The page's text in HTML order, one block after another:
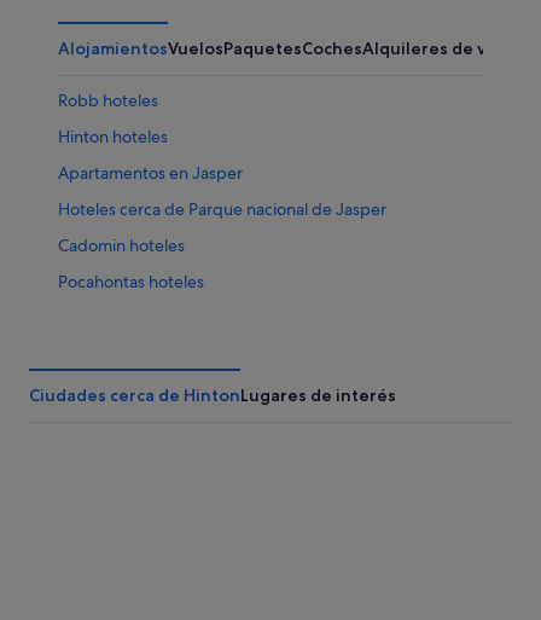
AlojamientosVuelosPaquetesCochesAlquileres de
Robb hoteles
Hinton hoteles
Apartamentos en Jasper
Hoteles cerca de Parque nacional de Jasper
Cadomin hoteles
Pocahontas hoteles
Hoteles de 5 estrellas en Jasper
Ciudades cerca de HintonLugares de interés